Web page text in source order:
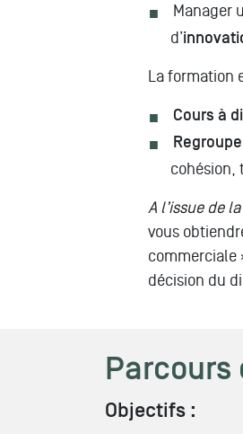
Manager
d’
La formation
Cours à
cohésion,
A l’issue de
vous
commerciale
décision du
Parcours
Objectifs :